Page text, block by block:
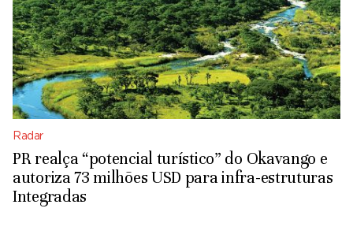
Radar
PR realça “potencial turístico” do Okavango e
autoriza 73 milhões USD para infra-estruturas
Integradas